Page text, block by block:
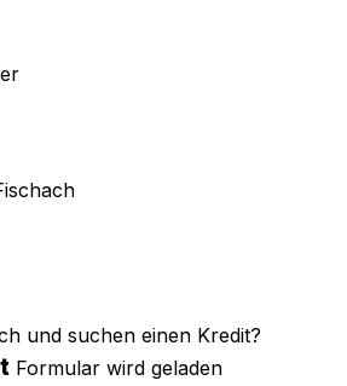
und suchen einen Kredit?
Formular wird geladen